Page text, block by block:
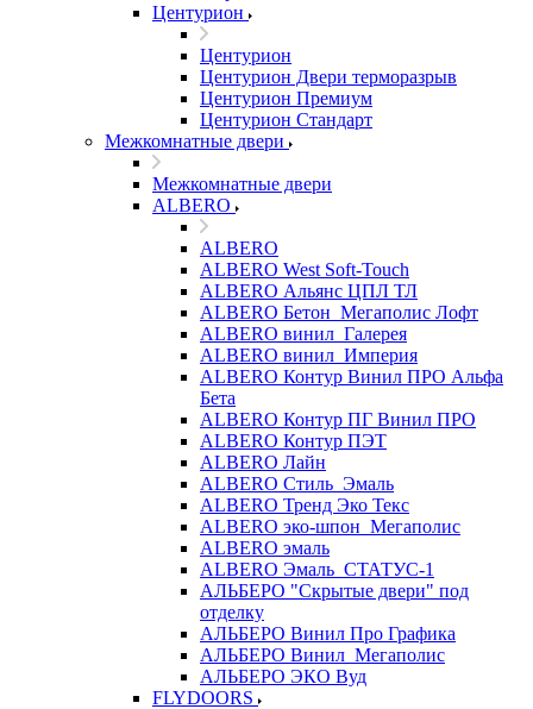
Центурион
Центурион
Центурион Двери терморазрыв
Центурион Премиум
Центурион Стандарт
Межкомнатные двери
Межкомнатные двери
ALBERO
ALBERO
ALBERO West Soft-Touch
ALBERO Альянс ЦПЛ ТЛ
ALBERO Бетон_Мегаполис Лофт
ALBERO винил_Галерея
ALBERO винил_Империя
ALBERO Контур Винил ПРО Альфа
Бета
ALBERO Контур ПГ Винил ПРО
ALBERO Контур ПЭТ
ALBERO Лайн
ALBERO Стиль_Эмаль
ALBERO Тренд Эко Текс
ALBERO эко-шпон_Мегаполис
ALBERO эмаль
ALBERO Эмаль_СТАТУС-1
АЛЬБЕРО "Скрытые двери" под
отделку
АЛЬБЕРО Винил Про Графика
АЛЬБЕРО Винил_Мегаполис
АЛЬБЕРО ЭКО Вуд
FLYDOORS